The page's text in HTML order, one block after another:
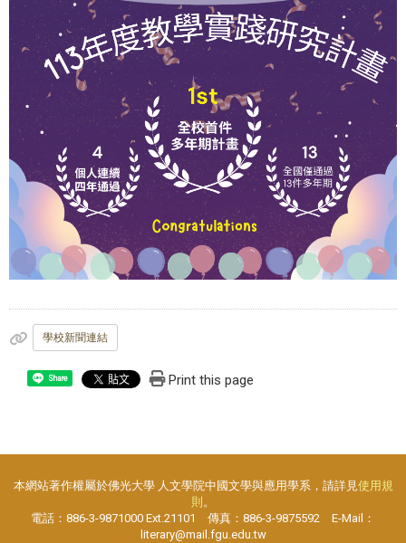
學校新聞連結
Share Print this page
本網站著作權屬於佛光大學 人文學院中國文學與應用學系，請詳見 使用規
則 。
電話：886-3-9871000 Ext.21101 傳真：886-3-9875592 E-Mail：
literary@mail.fgu.edu.tw